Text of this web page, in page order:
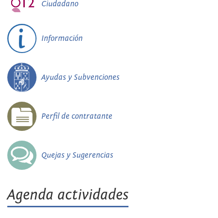
Ciudadano
Información
Ayudas y Subvenciones
Perfil de contratante
Quejas y Sugerencias
Agenda actividades